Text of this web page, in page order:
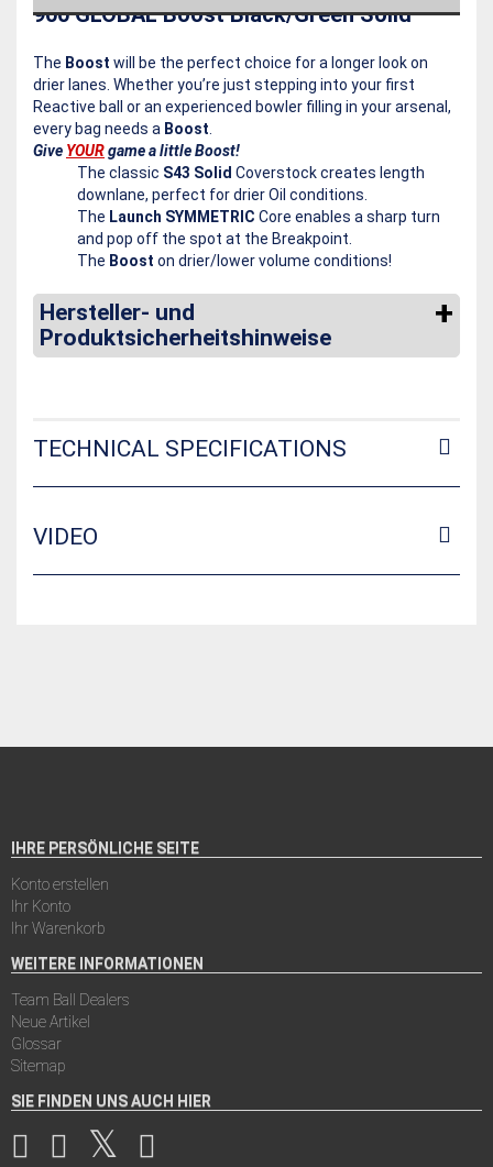
900 GLOBAL Boost Black/Green Solid
The Boost will be the perfect choice for a longer look on
drier lanes. Whether you’re just stepping into your first
Reactive ball or an experienced bowler filling in your arsenal,
every bag needs a Boost
Give YOURgame a little Boost!
The classic S43 Solid Coverstock creates length
downlane, perfect for drier Oil conditions.
The Launch SYMMETRIC Core enables a sharp turn
and pop off the spot at the Breakpoint.
The Boost on drier/lower volume conditions!
Hersteller- und
Produktsicherheitshinweise
TECHNICAL SPECIFICATIONS
VIDEO
IHRE PERSÖNLICHE SEITE
Konto erstellen
Ihr Konto
Ihr Warenkorb
WEITERE INFORMATIONEN
Team Ball Dealers
Neue Artikel
Glossar
Sitemap
SIE FINDEN UNS AUCH HIER